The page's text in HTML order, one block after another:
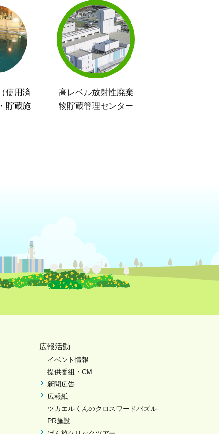
使用済
貯蔵施
高レベル放射性廃棄
物貯蔵管理センター
広報活動
イベント情報
提供番組・CM
新聞広告
広報紙
ツカエルくんのクロスワードパズル
PR施設